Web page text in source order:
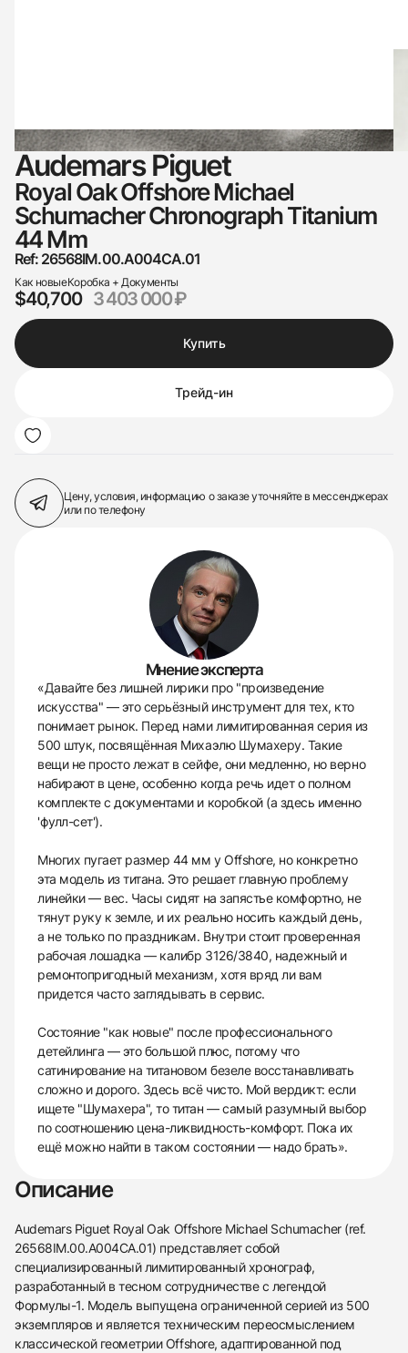
Audemars Piguet
Royal Oak Offshore Michael
Schumacher Chronograph Titanium
44 Mm
Ref: 26568IM.00.A004CA.01
Как новыеКоробка + Документы
$40,700 3 403 000 ₽
Купить
Трейд-ин
Цену, условия, информацию о заказеуточняйте в мессенджерах
или по телефону
Мнение эксперта
«Давайте без лишней лирики про "произведение
искусства" — это серьёзный инструмент для тех, кто
понимает рынок. Перед нами лимитированная серия из
500 штук, посвящённая Михаэлю Шумахеру. Такие
вещи не просто лежат в сейфе, они медленно, но верно
набирают в цене, особенно когда речь идет о полном
комплекте с документами и коробкой (а здесь именно
'фулл-сет').
Многих пугает размер 44 мм у Offshore, но конкретно
эта модель из титана. Это решает главную проблему
линейки — вес. Часы сидят на запястье комфортно, не
тянут руку к земле, и их реально носить каждый день,
а не только по праздникам. Внутри стоит проверенная
рабочая лошадка — калибр 3126/3840, надежный и
ремонтопригодный механизм, хотя вряд ли вам
придется часто заглядывать в сервис.
Состояние "как новые" после профессионального
детейлинга — это большой плюс, потому что
сатинирование на титановом безеле восстанавливать
сложно и дорого. Здесь всё чисто. Мой вердикт: если
ищете "Шумахера", то титан — самый разумный выбор
по соотношению цена-ликвидность-комфорт. Пока их
ещё можно найти в таком состоянии — надо брать».
Описание
Audemars Piguet Royal Oak Offshore Michael Schumacher (ref.
26568IM.00.A004CA.01) представляет собой
специализированный лимитированный хронограф,
разработанный в тесном сотрудничестве с легендой
Формулы-1. Модель выпущена ограниченной серией из 500
экземпляров и является техническим переосмыслением
классической геометрии Offshore, адаптированной под